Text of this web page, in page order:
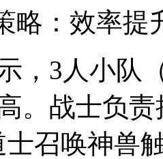
略：效率提
，3人小队
。战士负
士召唤神兽